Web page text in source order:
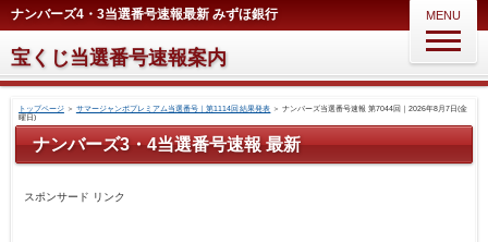
ナンバーズ4・3当選番号速報最新 みずほ銀行
宝くじ当選番号速報案内
MENU
トップページ＞ サマージャンボプレミアム当選番号｜第1114回 結果発表 ＞ナンバーズ当選番号速報 第7044回｜2026年8月7日(金
曜日)
ナンバーズ3・4当選番号速報 最新
スポンサード リンク